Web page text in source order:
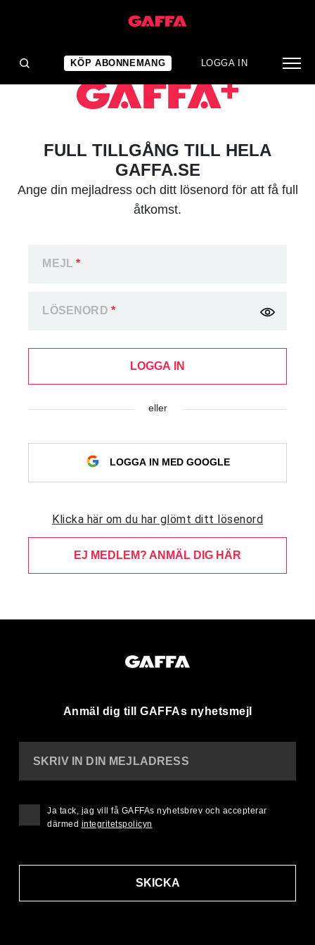
KÖP ABONNEMANG LOGGA IN
FULL TILLGÅNG TILL HELA
GAFFA.SE
Ange din mejladress och ditt lösenord för att få full
åtkomst.
MEJL*
LÖSENORD *
LOGGA IN
eller
LOGGA IN MED GOOGLE
Klicka här om du har glömt ditt lösenord
EJ MEDLEM? ANMÄL DIG HÄR
Anmäl dig till GAFFAs nyhetsmejl
SKRIV IN DIN MEJLADRESS
SKICKA
Ja tack, jag vill få GAFFAs nyhetsbrev och accepterar
därmed integritetspolicyn